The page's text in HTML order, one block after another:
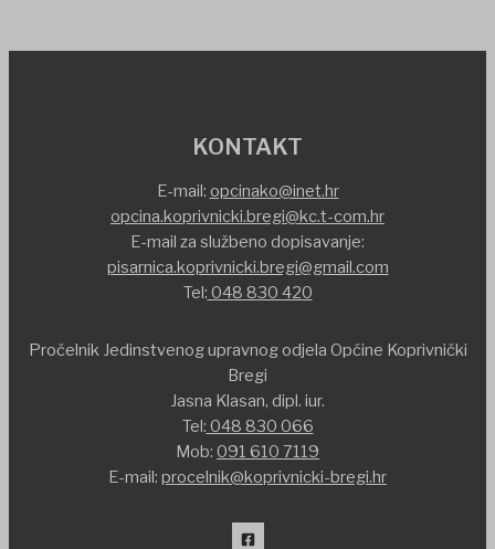
KONTAKT
E-mail: opcinako@inet.hr
opcina.koprivnicki.bregi@kc.t-com.hr
E-mail za službeno dopisavanje:
pisarnica.koprivnicki.bregi@gmail.com
Tel: 048 830 420
Pročelnik Jedinstvenog upravnog odjela Općine Koprivnički
Bregi
Jasna Klasan, dipl. iur.
Tel: 048 830 066
Mob: 091 610 7119
E-mail: procelnik@koprivnicki-bregi.hr